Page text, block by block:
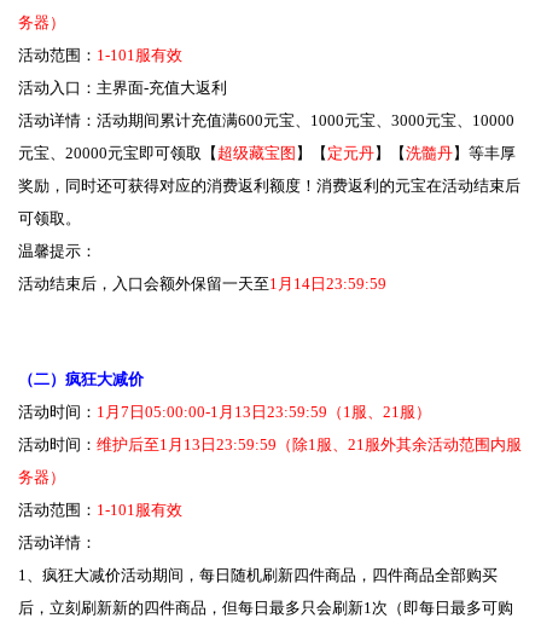
务器）
活动范围： 1-101服有效
活动入口：主界面-充值大返利
活动详情：活动期间累计充值满600元宝、1000元宝、3000元宝、10000
元宝、20000元宝即可领取【 超级藏宝图 】【 定元丹】【洗髓丹】等丰厚
奖励，同时还可获得对应的消费返利额度！消费返利的元宝在活动结束后
可领取。
温馨提示：
活动结束后，入口会额外保留一天至1月14日23:59:59
（二）疯狂大减价
活动时间： 1月7日05:00:00-1月13日23:59:59（1服、21服）
活动时间： 维护后至1月13日23:59:59（除1服、21服外其余活动范围内服
务器）
活动范围： 1-101服有效
活动详情：
1、疯狂大减价活动期间，每日随机刷新四件商品，四件商品全部购买
后，立刻刷新新的四件商品，但每日最多只会刷新1次（即每日最多可购